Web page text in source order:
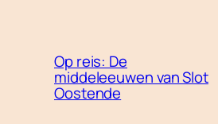
Op reis: De
middeleeuwen van Slot
Oostende